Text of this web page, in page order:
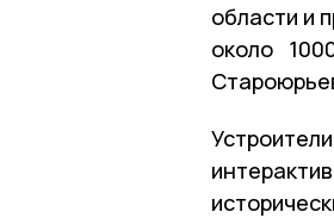
области и
около